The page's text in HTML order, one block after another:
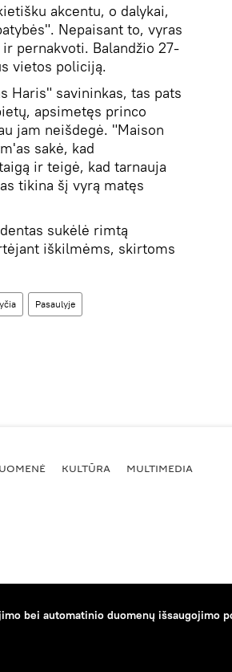
akcentu, o dalykai,
Nepaisant to, vyras
pernakvoti. Balandžio 27-
vietos policiją.
Haris" savininkas, tas pats
apsimetęs princo
jam neišdegė. "Maison
sakė, kad
ir teigė, kad tarnauja
tikina šį vyrą matęs
sukėlė rimtą
iškilmėms, skirtoms
Pasaulyje
KULTŪRA MULTIMEDIA
bei automatinio duomenų išsaugojimo